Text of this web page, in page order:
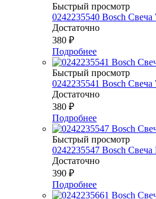
Быстрый просмотр
0242235540 Bosch Свеча
Достаточно
380 ₽
Подробнее
Быстрый просмотр
0242235541 Bosch Свеча
Достаточно
380 ₽
Подробнее
Быстрый просмотр
0242235547 Bosch Свеча
Достаточно
390 ₽
Подробнее